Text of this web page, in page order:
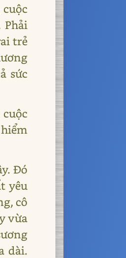
trẻ
sức
Đó
yêu
cô
vừa
dài.